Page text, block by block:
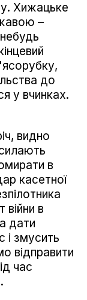
Хижацьке
–
до
у вчинках.
видно
в
касетної
в
дати
і змусить
відправити
час